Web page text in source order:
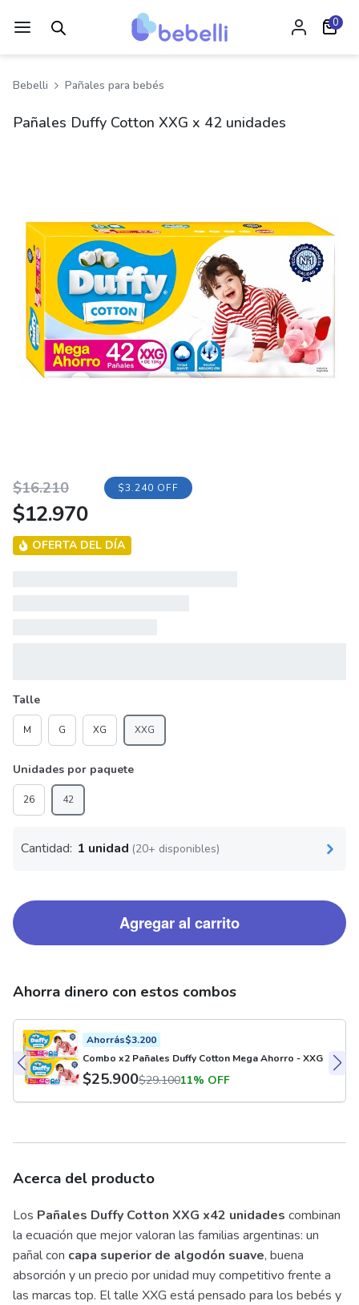
0
Bebelli Pañales para bebés
Pañales Duffy Cotton XXG x 42 unidades
$16.210
Original
price
was:
$12.970
Current
price
is:
$3.240 OFF
OFERTA DEL DÍA
Talle
M G XG XXG
Unidades por paquete
26 42
Cantidad: 1 unidad (20+ disponibles)
Agregar al carrito
Ahorra dinero con estos combos
Ahorrás$3.200
Combo x2 Pañales Duffy Cotton Mega Ahorro - XXG
$25.900$29.10011% OFF
Acerca del producto
Los Pañales Duffy Cotton XXG x42 unidades combinan
la ecuación que mejor valoran las familias argentinas: un
pañal con capa superior de algodón suave, buena
absorción y un precio por unidad muy competitivo frente a
las marcas top. El talle XXG está pensado para los bebés y